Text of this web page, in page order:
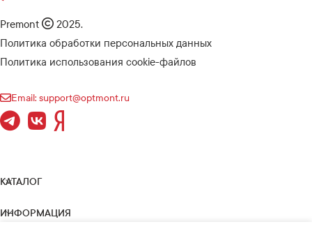
Premont
2025.
Политика обработки персональных данных
Политика использования cookie-файлов
Email: support@optmont.ru
КАТАЛОГ
ИНФОРМАЦИЯ